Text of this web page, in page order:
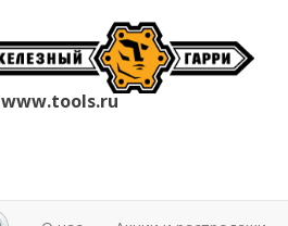
www.tools.ru